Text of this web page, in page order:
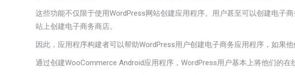
这些功能不仅限于使用WordPress网站创建应用程序。用户甚至可以创建电子
站上创建电子商务商店。
因此，应用程序构建者可以帮助WordPress用户创建电子商务应用程序，如果他
通过创建WooCommerce Android应用程序，WordPress用户基本上将他们的